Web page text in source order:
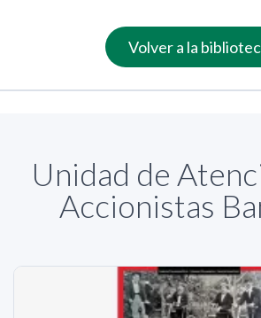
Volver a la
Unidad de
Accionistas